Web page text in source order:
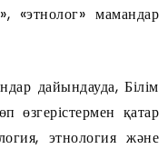
«этнолог» мамандар
дайындауда, Білім
өзгерістермен қатар
этнология және